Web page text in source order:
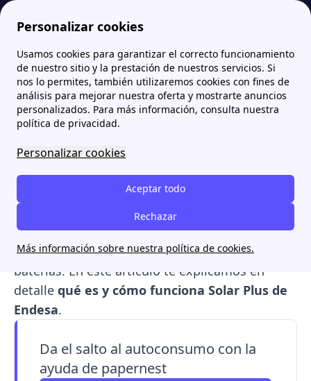
Personalizar cookies
Usamos cookies para garantizar el correcto funcionamiento
de nuestro sitio y la prestación de nuestros servicios. Si
nos lo permites, también utilizaremos cookies con fines de
análisis para mejorar nuestra oferta y mostrarte anuncios
personalizados. Para más información, consulta nuestra
política de privacidad.
Personalizar cookies
Aceptar todo
Rechazar
Más información sobre nuestra política de cookies.
Papernest.es More Endesa Solar Tarifa Solar Plus Endesa: ¿Qué es y cómo funciona?
Tarifa Solar Plus Endesa:
¿Qué es y cómo funciona?
Si cuentas con una instalación fotovoltaica en
tu vivienda, laTarifa Solar Plus de Endesate
permite compensar losexcedentes de energía
, lo que se traduce en un
descuento en tu factura. Es una opción
flexible, sin permanencia y compatible con
baterías. En este artículo te explicamos en
detalle qué es y cómo funciona Solar Plus de
Endesa.
Da el salto al autoconsumo con la
ayuda de papernest